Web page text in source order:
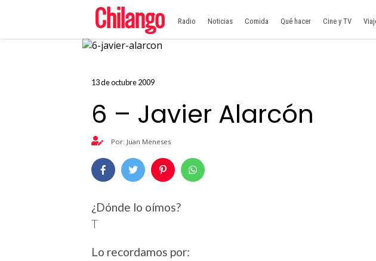
Radio Noticias Comida Qué hacer Cine y TV
13 de octubre 2009
6 – Javier Alarcón
Por: Juan Meneses
¿Dónde lo oímos?
T
Lo recordamos por: